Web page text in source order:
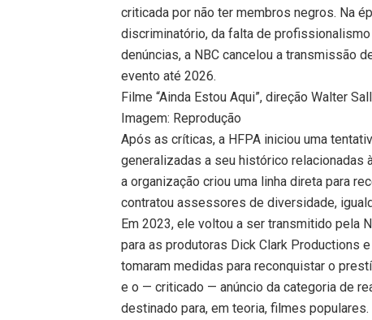
criticada por não ter membros negros. Na
discriminatório, da falta de
denúncias, a NBC cancelou a transmissão
evento até 2026.
Filme “Ainda Estou Aqui”, direção Walter
Imagem: Reprodução
Após as críticas, a HFPA iniciou uma
generalizadas a seu histórico relacionadas
a organização criou uma linha direta para
contratou assessores de diversidade,
Em 2023, ele voltou a ser transmitido pela
para as produtoras Dick Clark Productions
tomaram medidas para reconquistar o
e o — criticado — anúncio da categoria de
destinado para, em teoria, filmes populares.